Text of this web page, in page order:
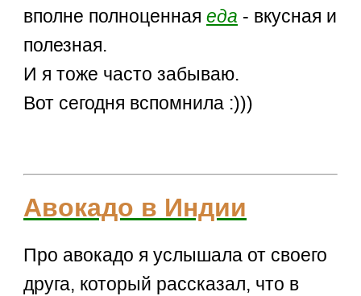
вполне полноценнаяеда - вкусная и
полезная.
И я тоже часто забываю.
Вот сегодня вспомнила :)))
Авокадо в Индии
Про авокадо я услышала от своего
друга, который рассказал, что в